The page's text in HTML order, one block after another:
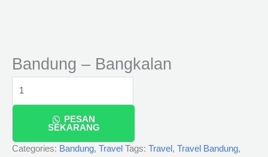
Bandung – Bangkalan
PESAN
SEKARANG
Categories: Bandung, Travel Tags: Travel , Travel Bandung,